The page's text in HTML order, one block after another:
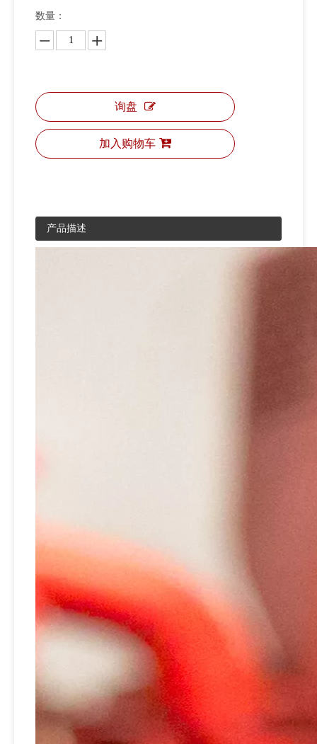
数量：
询盘
加入购物车
产品描述